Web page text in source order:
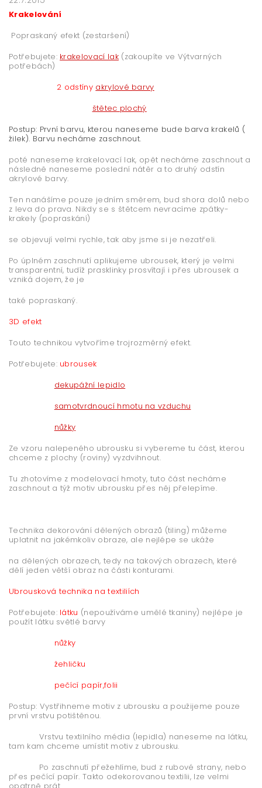
Krakelování
Popraskaný efekt (zestaršení)
Potřebujete: krakelovací lak (zakoupíte ve Výtvarných
potřebách)
2 odstíny akrylové barvy
štětec plochý
Postup: První barvu, kterou naneseme bude barva krakelů (
žilek). Barvu necháme zaschnout.
poté naneseme krakelovací lak, opět necháme zaschnout a
následně naneseme poslední nátěr a to druhý odstín
akrylové barvy.
Ten nanášíme pouze jedním směrem, bud shora dolů nebo
z leva do prava. Nikdy se s štětcem nevracíme zpátky-
krakely (popraskání)
se objevují velmi rychle, tak aby jsme si je nezatřeli.
Po úplném zaschnutí aplikujeme ubrousek, který je velmi
transparentní, tudíž prasklinky prosvítají i přes ubrousek a
vzniká dojem, že je
také popraskaný.
3D efekt
Touto technikou vytvoříme trojrozměrný efekt.
Potřebujete: ubrousek
dekupážní lepidlo
samotvrdnoucí hmotu na vzduchu
nůžky
Ze vzoru nalepeného ubrousku si vybereme tu část, kterou
chceme z plochy (roviny) vyzdvihnout.
Tu zhotovíme z modelovací hmoty, tuto část necháme
zaschnout a týž motiv ubrousku přes něj přelepíme.
Technika dekorování dělených obrazů (tiling) můžeme
uplatnit na jakémkoliv obraze, ale nejlépe se ukáže
na dělených obrazech, tedy na takových obrazech, které
dělí jeden větší obraz na části konturami.
Ubrousková technika na textiliích
Potřebujete: látku (nepoužíváme umělé tkaniny) nejlépe je
použít látku světlé barvy
nůžky
žehličku
pečící papír,folii
Postup: Vystřihneme motiv z ubrousku a použijeme pouze
první vrstvu potištěnou.
Vrstvu textilního média (lepidla) naneseme na látku,
tam kam chceme umístit motiv z ubrousku.
Po zaschnutí přežehlíme, bud z rubové strany, nebo
přes pečící papír. Takto odekorovanou textilii, lze velmi